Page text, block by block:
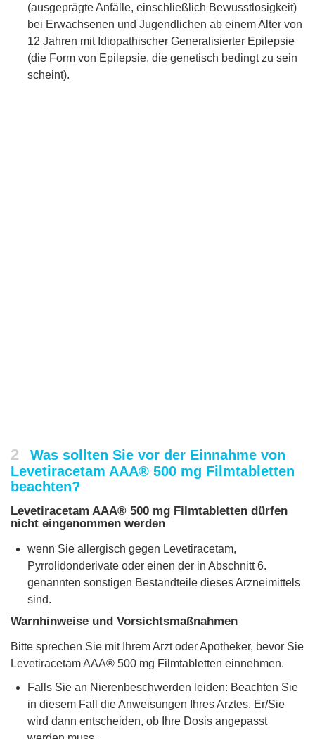
(ausgeprägte Anfälle, einschließlich Bewusstlosigkeit)
bei Erwachsenen und Jugendlichen ab einem Alter von
12 Jahren mit Idiopathischer Generalisierter Epilepsie
(die Form von Epilepsie, die genetisch bedingt zu sein
scheint).
2
Was sollten Sie vor der Einnahme von
Levetiracetam AAA® 500 mg Filmtabletten
beachten?
Levetiracetam AAA® 500 mg Filmtabletten dürfen
nicht eingenommen werden
wenn Sie allergisch gegen Levetiracetam,
Pyrrolidonderivate oder einen der in Abschnitt 6.
genannten sonstigen Bestandteile dieses Arzneimittels
sind.
Warnhinweise und Vorsichtsmaßnahmen
Bitte sprechen Sie mit Ihrem Arzt oder Apotheker, bevor Sie
Levetiracetam AAA® 500 mg Filmtabletten einnehmen.
Falls Sie an Nierenbeschwerden leiden: Beachten Sie
in diesem Fall die Anweisungen Ihres Arztes. Er/Sie
wird dann entscheiden, ob Ihre Dosis angepasst